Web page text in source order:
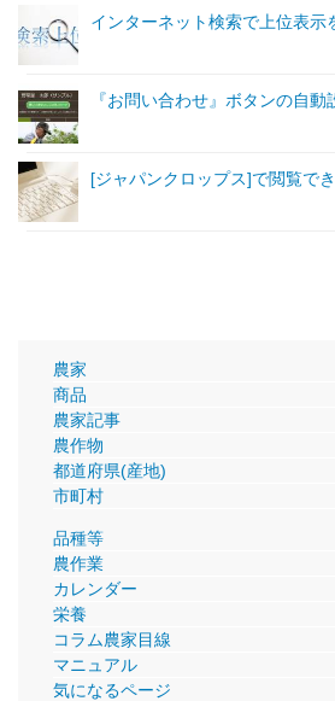
インターネット検索で上位表示
『お問い合わせ』ボタンの自動
[ジャパンクロップス]で閲覧で
農家
商品
農家記事
農作物
都道府県(産地)
市町村
品種等
農作業
カレンダー
栄養
コラム農家目線
マニュアル
気になるページ